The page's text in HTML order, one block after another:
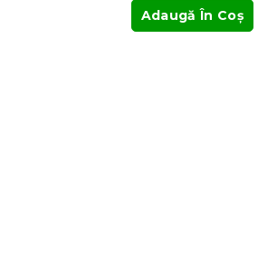
Adaugă În Coş